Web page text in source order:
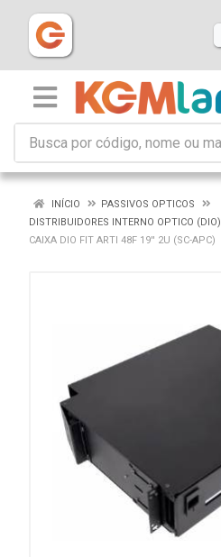
INÍCIO
PASSIVOS OPTICOS
DISTRIBUIDORES INTERNO OPTICO (DIO)
CAIXA DIO FIT ARTI 48F 19'' 2U (SC-APC)